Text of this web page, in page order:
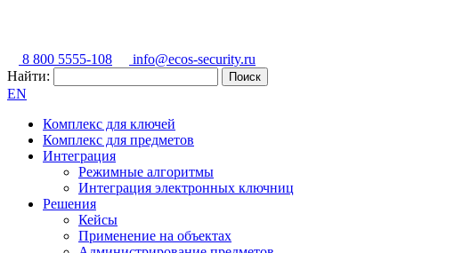
8 800 5555-108
info@ecos-security.ru
Найти:
EN
Комплекс для ключей
Комплекс для предметов
Интеграция
Режимные алгоритмы
Интеграция электронных ключниц
Решения
Кейсы
Применение на объектах